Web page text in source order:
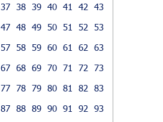
37 38 39 40 41 42
43
47 48 49 50 51 52
53
57 58 59 60 61 62
63
67 68 69 70 71 72
73
77 78 79 80 81 82
83
87 88 89 90 91 92
93